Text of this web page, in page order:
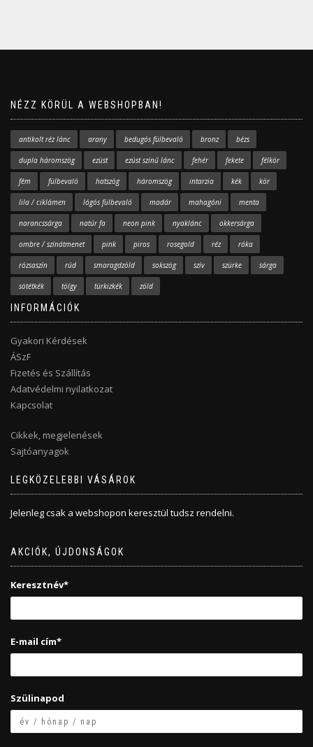
NÉZZ KÖRÜL A WEBSHOPBAN!
antikolt réz lánc arany bedugós fülbevaló bronz bézs
dupla háromszög ezüst ezüst színű lánc fehér fekete félkör
fém fülbevaló hatszög háromszög intarzia kék kör
lila / ciklámen lógós fülbevaló madár mahagóni menta
narancssárga natúr fa neon pink nyaklánc okkersárga
ombre / színátmenet pink piros rosegold réz róka
rózsaszín rúd smaragdzöld sokszög szív szürke sárga
sötétkék tölgy türkizkék zöld
INFORMÁCIÓK
Gyakori Kérdések
ÁSzF
Fizetés és Szállítás
Adatvédelmi nyilatkozat
Kapcsolat
Cikkek, megjelenések
Sajtóanyagok
LEGKÖZELEBBI VÁSÁROK
Jelenleg csak a webshopon keresztül tudsz rendelni.
AKCIÓK, ÚJDONSÁGOK
Keresztnév*
E-mail cím*
Szülinapod